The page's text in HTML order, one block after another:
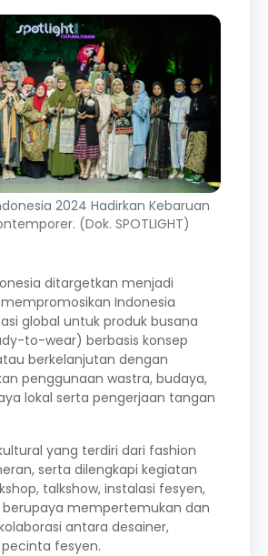
2024 Hadirkan Kebaruan
(Dok. SPOTLIGHT)
ditargetkan menjadi
Indonesia
global untuk produk busana
to-wear) berbasis konsep
berkelanjutan dengan
penggunaan wastra, budaya,
lokal serta pengerjaan tangan
yang terdiri dari fashion
serta dilengkapi kegiatan
talkshow, instalasi fesyen,
berupaya mempertemukan dan
antara desainer,
fesyen.